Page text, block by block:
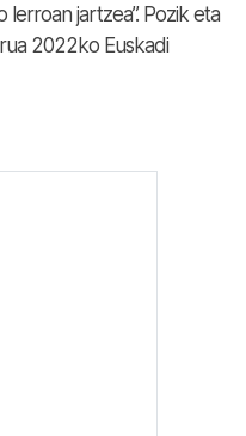
jartzea”. Pozik eta
2022ko Euskadi